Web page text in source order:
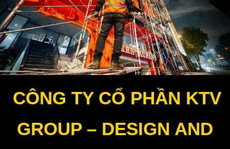
CÔNG TY CỔ PHẦN KTV
GROUP – DESIGN AND